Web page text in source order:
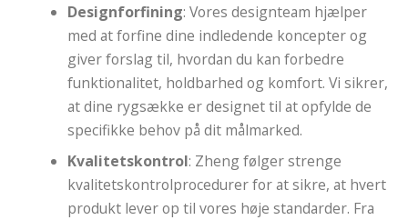
Designforfining: Vores designteam hjælper
med at forfine dine indledende koncepter og
giver forslag til, hvordan du kan forbedre
funktionalitet, holdbarhed og komfort. Vi sikrer,
at dine rygsække er designet til at opfylde de
specifikke behov på dit målmarked.
Kvalitetskontrol: Zheng følger strenge
kvalitetskontrolprocedurer for at sikre, at hvert
produkt lever op til vores høje standarder. Fra